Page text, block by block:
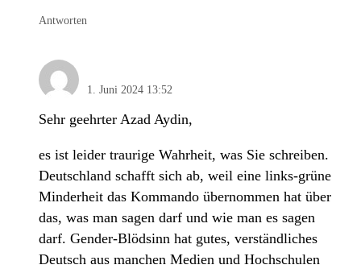
Antworten
1. Juni 2024 13:52
Sehr geehrter Azad Aydin,
es ist leider traurige Wahrheit, was Sie schreiben.
Deutschland schafft sich ab, weil eine links-grüne
Minderheit das Kommando übernommen hat über
das, was man sagen darf und wie man es sagen
darf. Gender-Blödsinn hat gutes, verständliches
Deutsch aus manchen Medien und Hochschulen